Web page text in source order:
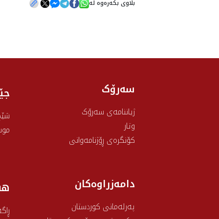
بڵاوی بکەرەوە لە
سەرۆک
ژیاننامەی سەرۆک
وتار
کۆنگرەی ڕۆژنامەوانی
دامەزراوەکان
پەرلەمانی کوردستان